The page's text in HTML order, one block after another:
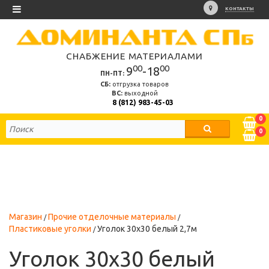
КОНТАКТЫ
СНАБЖЕНИЕ МАТЕРИАЛАМИ
ПН-ПТ: 900-1800
СБ: отгрузка товаров
ВС:выходной
8 (812) 983-45-03
0
0
Магазин
Прочие отделочные материалы
Пластиковые уголки
Уголок 30х30 белый 2,7м
Уголок 30х30 белый